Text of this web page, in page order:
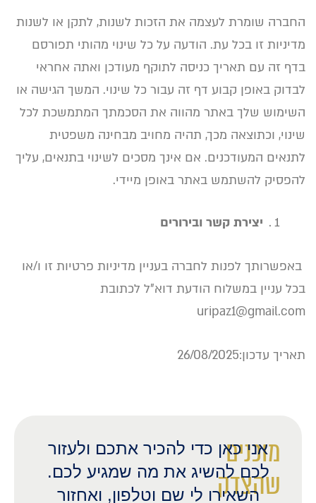
החברה שומרת לעצמה את הזכות לשנות, לתקן או לשנות
מדיניות זו בכל עת. הודעה על כל שינוי מהותי תפורסם
בדף זה עם תאריך כניסה לתוקף מעודכן ואתה אחראי
לבדוק באופן קבוע דף זה עבור כל שינוי. המשך הגישה או
השימוש שלך באתר מהווה את הסכמתך המתמשכת לכל
שינוי, וכתוצאה מכך, תהיה מחויב מבחינה משפטית
לתנאים המעודכנים. אם אינך מסכים לשינוי בתנאים, עליך
להפסיק להשתמש באתר באופן מיידי.
יצירת קשר ובירורים
באפשרותך לפנות לחברה בעניין מדיניות פרטיות זו ו/או
בכל עניין במשלוח הודעת דוא"ל לכתובת
uripaz1@gmail.com
תאריך עדכון:26/08/2025
מוכנים
שהצדק
אני כאן כדי להכיר אתכם ולעזור
לכם להשיג את מה שמגיע לכם.
השאירו לי שם וטלפון, ואחזור